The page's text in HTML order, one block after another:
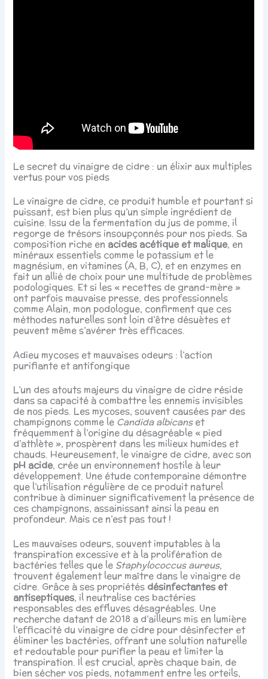
Le secret du vinaigre de cidre : un élixir aux multiples
vertus pour vos pieds
Le vinaigre de cidre, ce produit humble et pourtant si
puissant, est bien plus qu’un simple ingrédient de
cuisine. Issu de la fermentation du jus de pomme, il
regorge de trésors insoupçonnés pour nos pieds. Sa
composition riche en acides acétique et malique, en
minéraux essentiels comme le potassium et le
magnésium, en vitamines (A, B, C), et en enzymes en
fait un allié de choix pour une multitude de problèmes
podologiques. Et si les « recettes de grand-mère »
ont parfois mauvaise presse, des professionnels
comme Alain, mon podologue, confirment que ces
méthodes naturelles sont loin d’être désuètes et
peuvent même s’avérer très efficaces.
Adieu mycoses et mauvaises odeurs : l’action
purifiante et antifongique
L’un des atouts majeurs du vinaigre de cidre réside
dans sa capacité à combattre les ennemis invisibles
de nos pieds. Les mycoses, souvent causées par des
champignons comme le Candida albicanset
fréquemment à l’origine du désagréable « pied
d’athlète », prospèrent dans les milieux humides et
chauds. Heureusement, le vinaigre de cidre, avec son
pH acide, crée un environnement hostile à leur
développement. Une étude contemporaine démontre
que l’utilisation régulière de ce produit naturel
contribue à diminuer significativement la présence de
ces champignons, assainissant ainsi la peau en
profondeur. Mais ce n’est pas tout !
Les mauvaises odeurs, souvent imputables à la
transpiration excessive et à la prolifération de
bactéries telles que le Staphylococcus aureus,
trouvent également leur maître dans le vinaigre de
cidre. Grâce à ses propriétés désinfectantes et
antiseptiques, il neutralise ces bactéries
responsables des effluves désagréables. Une
recherche datant de 2018 a d’ailleurs mis en lumière
l’efficacité du vinaigre de cidre pour désinfecter et
éliminer les bactéries, offrant une solution naturelle
et redoutable pour purifier la peau et limiter la
transpiration. Il est crucial, après chaque bain, de
bien sécher vos pieds, notamment entre les orteils,